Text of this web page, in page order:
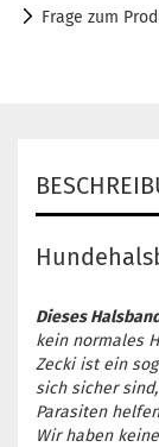
Frage zum
Dieses
kein normales
Zecki ist ein
sich sicher
Parasiten
Wir haben